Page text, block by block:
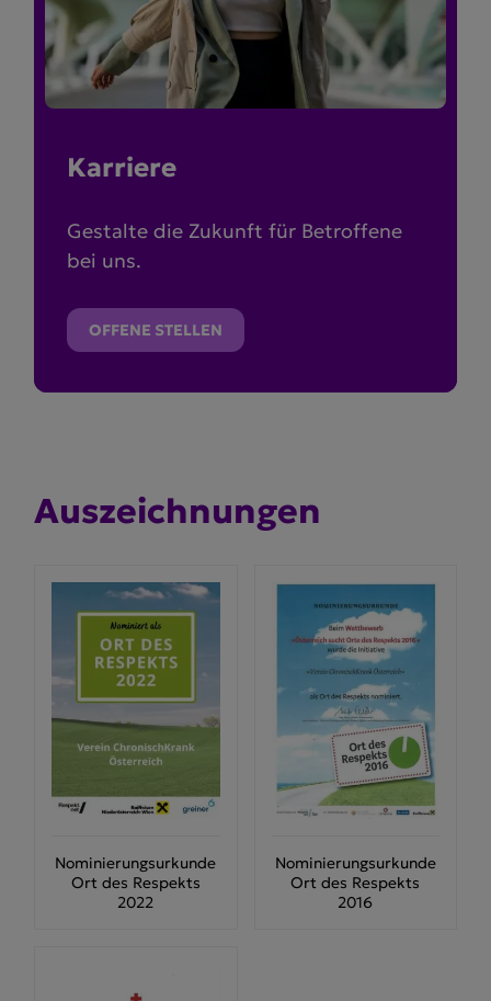
Karriere
Gestalte die Zukunft für Betroffene
bei uns.
OFFENE STELLEN
Auszeich­nungen
Nominierungsurkunde
Ort des Respekts
2022
Nominierungsurkunde
Ort des Respekts
2016